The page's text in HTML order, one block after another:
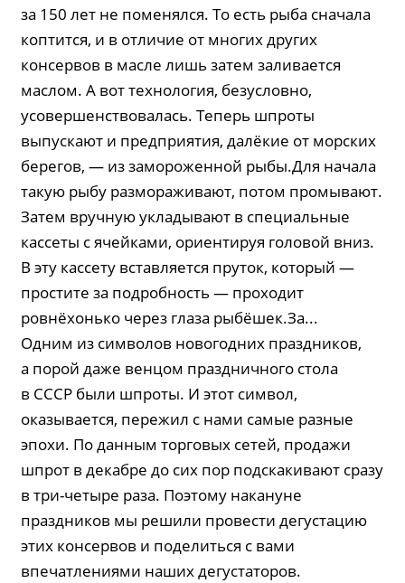
за 150 лет не поменялся. То есть рыба сначала
коптится, и в отличие от многих других
консервов в масле лишь затем заливается
маслом. А вот технология, безусловно,
усовершенствовалась. Теперь шпроты
выпускают и предприятия, далёкие от морских
берегов, — из замороженной рыбы.Для начала
такую рыбу размораживают, потом промывают.
Затем вручную укладывают в специальные
кассеты с ячейками, ориентируя головой вниз.
В эту кассету вставляется пруток, который —
простите за подробность — проходит
ровнёхонько через глаза рыбёшек.За...
Одним из символов новогодних праздников,
а порой даже венцом праздничного стола
в СССР были шпроты. И этот символ,
оказывается, пережил с нами самые разные
эпохи. По данным торговых сетей, продажи
шпрот в декабре до сих пор подскакивают сразу
в три-четыре раза. Поэтому накануне
праздников мы решили провести дегустацию
этих консервов и поделиться с вами
впечатлениями наших дегустаторов.